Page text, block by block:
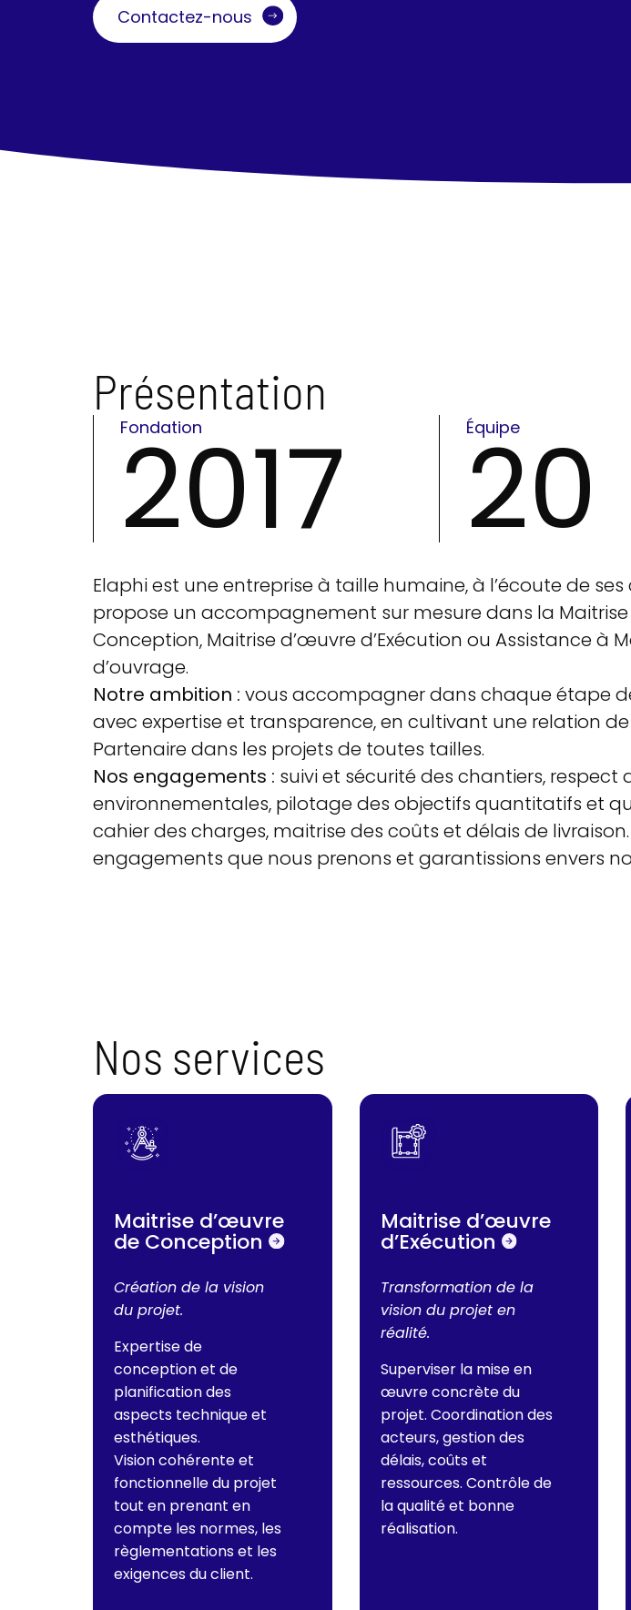
Contactez-nous
Présentation
Fondation
2017 Équipe
20
Elaphi est une entreprise à taille humaine, à l’écoute de ses
propose un accompagnement sur mesure dans la
Conception, Maitrise d’œuvre d’Exécution ou Assistance à
d’ouvrage.
Notre ambition : vous accompagner dans chaque étape
avec expertise et transparence, en cultivant une relation
Partenaire dans les projets de toutes tailles.
Nos engagements : suivi et sécurité des chantiers, respect
environnementales, pilotage des objectifs quantitatifs et
cahier des charges, maitrise des coûts et délais de
engagements que nous prenons et garantissions envers
Nos services
Maitrise d’œuvre
de Conception
Création de la vision
du projet.
Expertise de
conception et de
planification des
aspects technique et
esthétiques.
Vision cohérente et
fonctionnelle du projet
tout en prenant en
compte les normes, les
règlementations et les
exigences du client.
Maitrise d’œuvre
d’Exécution
Transformation de la
vision du projet en
réalité.
Superviser la mise en
œuvre concrète du
projet. Coordination des
acteurs, gestion des
délais, coûts et
ressources. Contrôle de
la qualité et bonne
réalisation.